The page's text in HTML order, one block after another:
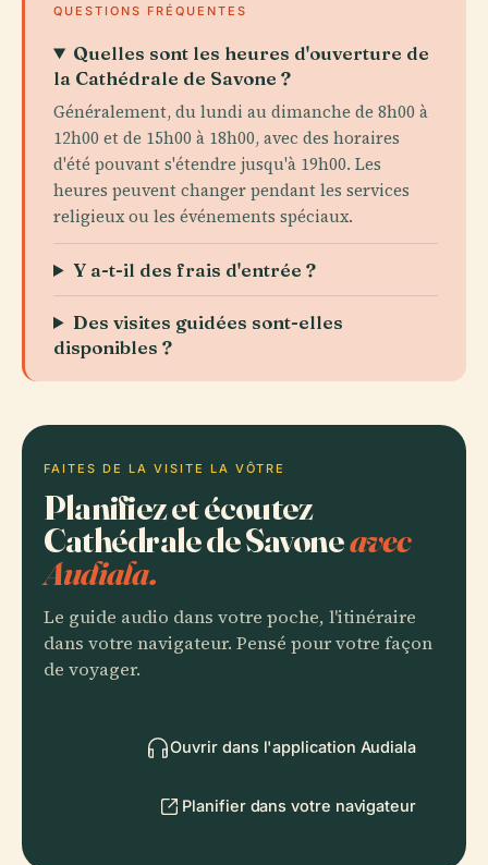
QUESTIONS FRÉQUENTES
Quelles sont les heures d'ouverture de
la Cathédrale de Savone ?
Généralement, du lundi au dimanche de 8h00 à
12h00 et de 15h00 à 18h00, avec des horaires
d'été pouvant s'étendre jusqu'à 19h00. Les
heures peuvent changer pendant les services
religieux ou les événements spéciaux.
Y a-t-il des frais d'entrée ?
Des visites guidées sont-elles
disponibles ?
FAITES DE LA VISITE LA VÔTRE
Planifiez et écoutez
Cathédrale de Savoneavec
Audiala.
Le guide audio dans votre poche, l'itinéraire
dans votre navigateur. Pensé pour votre façon
de voyager.
Ouvrir dans l'application Audiala
Planifier dans votre navigateur